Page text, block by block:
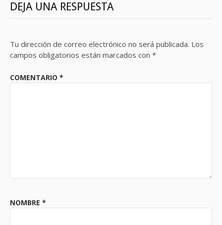
DEJA UNA RESPUESTA
Tu dirección de correo electrónico no será publicada. Los
campos obligatorios están marcados con *
COMENTARIO *
NOMBRE *